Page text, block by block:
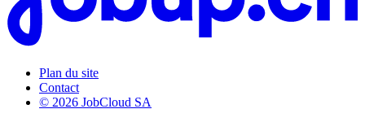
Plan du site
Contact
© 2026 JobCloud SA